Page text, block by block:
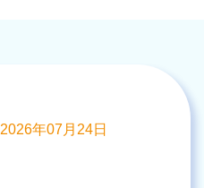
2026年07月24日